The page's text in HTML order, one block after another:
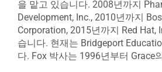
을 맡고 있습니다. 2008년까지
Development, Inc., 2010년까지
Corporation, 2015년까지 Red Hat,
습니다. 현재는 Bridgeport
다. Fox 박사는 1996년부터 Grace